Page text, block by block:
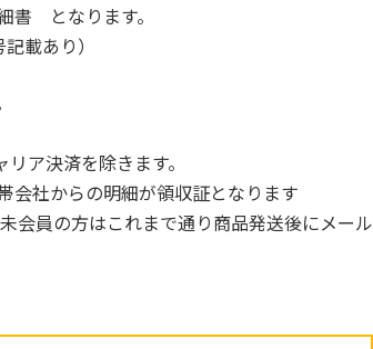
書 となります。
載あり）
決済を除きます。
からの明細が領収証となります
の方はこれまで通り商品発送後にメール